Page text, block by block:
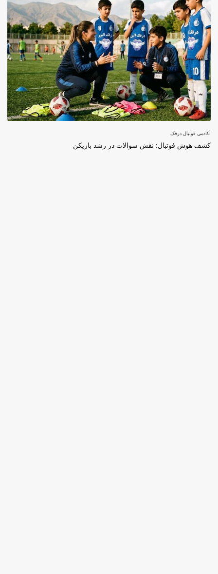
آکادمی فوتبال درفک
کشف هوش فوتبال: نقش سوالات در رشد بازیکن